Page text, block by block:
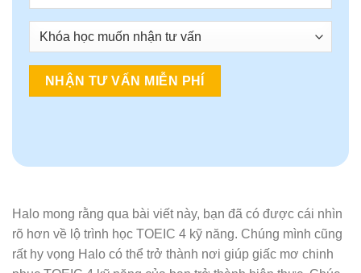
Halo mong rằng qua bài viết này, bạn đã có được cái nhìn
rõ hơn về lộ trình học TOEIC 4 kỹ năng. Chúng mình cũng
rất hy vọng Halo có thể trở thành nơi giúp giấc mơ chinh